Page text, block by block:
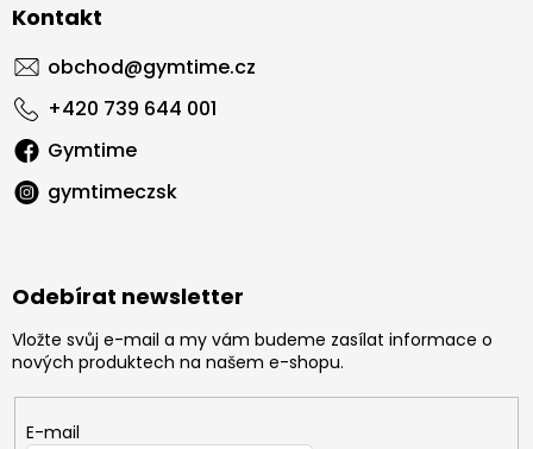
Kontakt
obchod@gymtime.cz
+420 739 644 001
Gymtime
gymtimeczsk
Odebírat newsletter
Vložte svůj e-mail a my vám budeme zasílat informace o
nových produktech na našem e-shopu.
E-mail